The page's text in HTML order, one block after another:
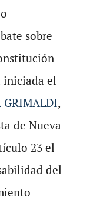
sobre
iniciada el
GRIMALDI,
de Nueva
23 el
del